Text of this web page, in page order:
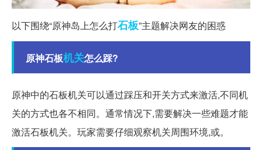
以下围绕“原神岛上怎么打石板”主题解决网友的困惑
原神石板机关怎么踩?
原神中的石板机关可以通过踩压和开关方式来激活,不同机
关的方式也各不相同。通常情况下,需要解决一些难题才能
激活石板机关。玩家需要仔细观察机关周围环境,或。